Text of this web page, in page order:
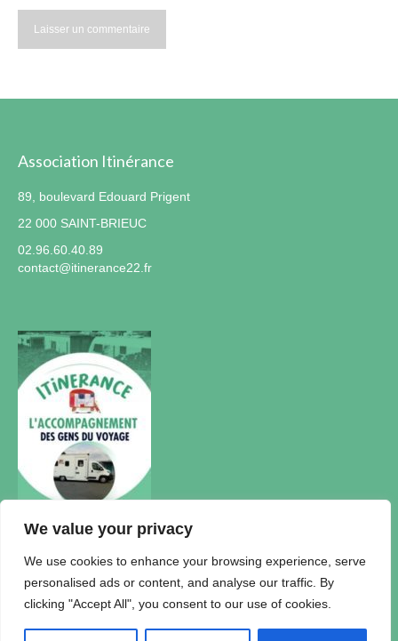
We value your privacy
We use cookies to enhance your browsing experience, serve
personalised ads or content, and analyse our traffic. By
clicking "Accept All", you consent to our use of cookies.
Association Itinérance
89, boulevard Edouard Prigent
22 000 SAINT-BRIEUC
02.96.60.40.89
contact@itinerance22.fr
Actualités
Accueil Itinérance
Politique de confidentialité Plan du Site Mentions légales